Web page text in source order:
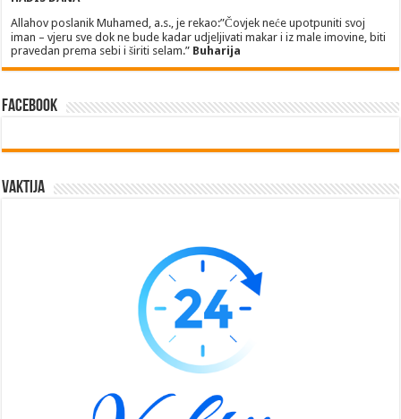
Allahov poslanik Muhamed, a.s., je rekao:”Čovjek neće upotpuniti svoj
iman – vjeru sve dok ne bude kadar udjeljivati makar i iz male imovine, biti
pravedan prema sebi i širiti selam.” Buharija
Facebook
Vaktija